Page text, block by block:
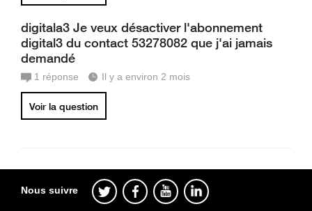
digitala3 Je veux désactiver l'abonnement
digital3 du contact 53278082 que j'ai jamais
demandé
1 réponse Il y a environ 2 mois
Voir la question
Nous suivre